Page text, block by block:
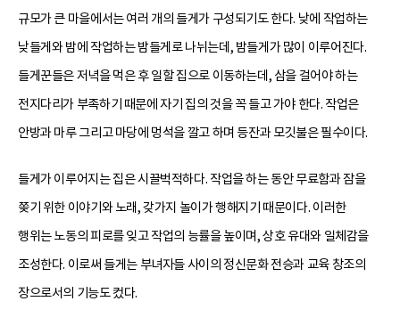
규모가 큰 마을에서는 여러 개의 들게가 구성되기도 한다. 낮에 작업하는
낮들게와 밤에 작업하는 밤들게로 나뉘는데, 밤들게가 많이 이루어진다.
들게꾼들은 저녁을 먹은 후 일할 집으로 이동하는데, 삼을 걸어야 하는
전지다리가 부족하기 때문에 자기 집의 것을 꼭 들고 가야 한다. 작업은
안방과 마루 그리고 마당에 멍석을 깔고 하며 등잔과 모깃불은 필수이다.
들게가 이루어지는 집은 시끌벅적하다. 작업을 하는 동안 무료함과 잠을
쫒기 위한 이야기와 노래, 갖가지 놀이가 행해지기 때문이다. 이러한
행위는 노동의 피로를 잊고 작업의 능률을 높이며, 상호 유대와 일체감을
조성한다. 이로써 들게는 부녀자들 사이의 정신문화 전승과 교육 창조의
장으로서의 기능도 컸다.